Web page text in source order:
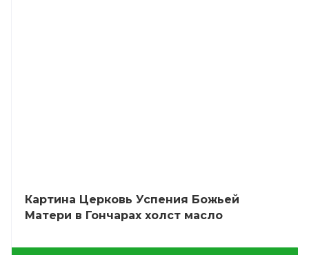
Картина Церковь Успения Божьей
Матери в Гончарах холст масло